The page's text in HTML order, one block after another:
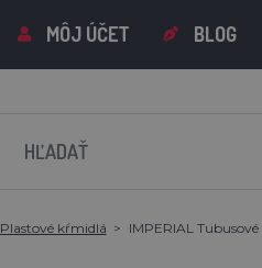
MÔJ ÚČET BLOG
Plastové kŕmidlá IMPERIAL